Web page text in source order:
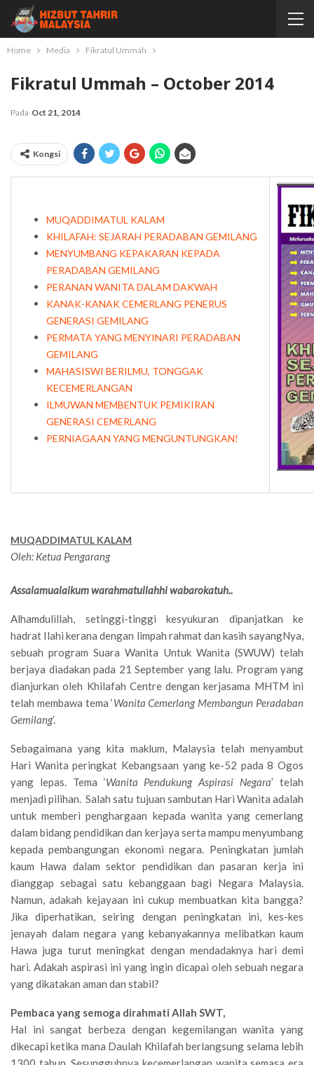
Home Media Fikratul Ummah
Fikratul Ummah – October 2014
Pada Oct 21, 2014
Kongsi
MUQADDIMATUL KALAM
KHILAFAH: SEJARAH PERADABAN GEMILANG
MENYUMBANG KEPAKARAN KEPADA
PERADABAN GEMILANG
PERANAN WANITA DALAM DAKWAH
KANAK-KANAK CEMERLANG PENERUS
GENERASI GEMILANG
PERMATA YANG MENYINARI PERADABAN
GEMILANG
MAHASISWI BERILMU, TONGGAK
KECEMERLANGAN
ILMUWAN MEMBENTUK PEMIKIRAN
GENERASI CEMERLANG
PERNIAGAAN YANG MENGUNTUNGKAN!
MUQADDIMATUL KALAM
Oleh: Ketua Pengarang
Assalamualaikum warahmatullahhi wabarokatuh..
Alhamdulillah, setinggi-tinggi kesyukuran dipanjatkan ke
hadrat Ilahi kerana dengan limpah rahmat dan kasih sayangNya,
sebuah program Suara Wanita Untuk Wanita (SWUW) telah
berjaya diadakan pada 21 September yang lalu. Program yang
dianjurkan oleh Khilafah Centre dengan kerjasama MHTM ini
telah membawa tema ‘Wanita Cemerlang Membangun Peradaban
Gemilang’.
Sebagaimana yang kita maklum, Malaysia telah menyambut
Hari Wanita peringkat Kebangsaan yang ke-52 pada 8 Ogos
yang lepas. Tema ‘Wanita Pendukung Aspirasi Negara’ telah
menjadi pilihan. Salah satu tujuan sambutan Hari Wanita adalah
untuk memberi penghargaan kepada wanita yang cemerlang
dalam bidang pendidikan dan kerjaya serta mampu menyumbang
kepada pembangungan ekonomi negara. Peningkatan jumlah
kaum Hawa dalam sektor pendidikan dan pasaran kerja ini
dianggap sebagai satu kebanggaan bagi Negara Malaysia.
Namun, adakah kejayaan ini cukup membuatkan kita bangga?
Jika diperhatikan, seiring dengan peningkatan ini, kes-kes
jenayah dalam negara yang kebanyakannya melibatkan kaum
Hawa juga turut meningkat dengan mendadaknya hari demi
hari. Adakah aspirasi ini yang ingin dicapai oleh sebuah negara
yang dikatakan aman dan stabil?
Pembaca yang semoga dirahmati Allah SWT,
Hal ini sangat berbeza dengan kegemilangan wanita yang
dikecapi ketika mana Daulah Khilafah berlangsung selama lebih